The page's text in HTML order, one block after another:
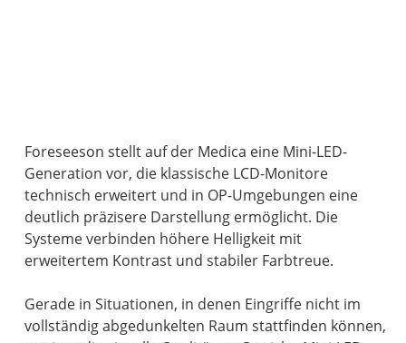
Foreseeson stellt auf der Medica eine Mini-LED-
Generation vor, die klassische LCD-Monitore
technisch erweitert und in OP-Umgebungen eine
deutlich präzisere Darstellung ermöglicht. Die
Systeme verbinden höhere Helligkeit mit
erweitertem Kontrast und stabiler Farbtreue.
Gerade in Situationen, in denen Eingriffe nicht im
vollständig abgedunkelten Raum stattfinden können,